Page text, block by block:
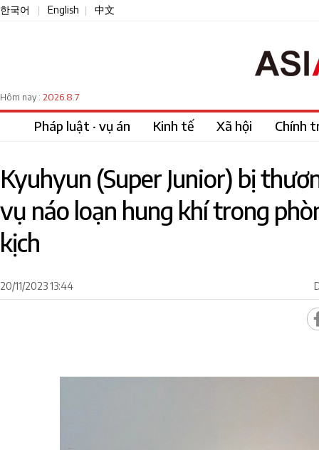
한국어 English 中文
Hôm nay : 2026.8.7
Pháp luật · vụ án Kinh tế Xã hội Chính
Kyuhyun (Super Junior) bị
vụ náo loạn hung khí trong
kịch
20/11/2023 13:44